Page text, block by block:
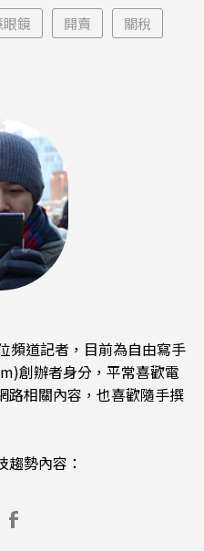
眼鏡 開賣 關稅
頻道記者，目前為自由寫手
創辦者身分，平常喜歡電
路相關內容，也喜歡隨手撰
趨勢內容：